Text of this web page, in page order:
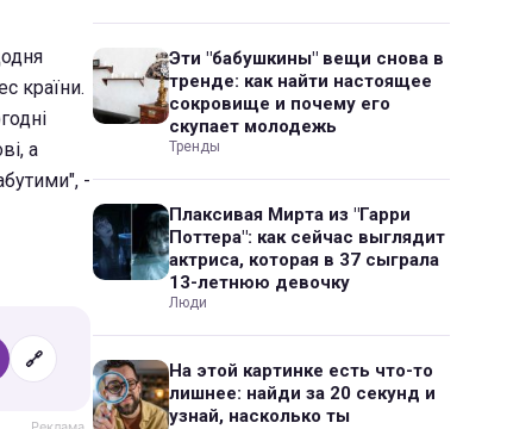
країни.
а
-
🔗
Эти "бабушкины" вещи снова в
тренде: как найти настоящее
сокровище и почему его
скупает молодежь
Тренды
Плаксивая Мирта из "Гарри
Поттера": как сейчас выглядит
актриса, которая в 37 сыграла
13-летнюю девочку
Люди
На этой картинке есть что-то
лишнее: найди за 20 секунд и
узнай, насколько ты